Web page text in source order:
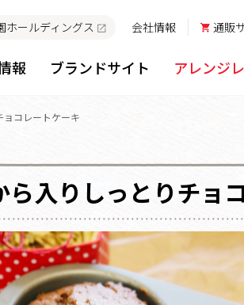
ホールディングス 会社情報 通販
報 ブランドサイト アレンジ
ョコレートケーキ
ら入りしっとりチョ